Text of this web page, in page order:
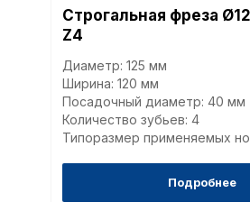
Строгальная фреза
Z4
Диаметр: 125 мм
Ширина: 120 мм
Посадочный диаметр: 40 мм
Количество зубьев: 4
Типоразмер применяемых
Подробнее